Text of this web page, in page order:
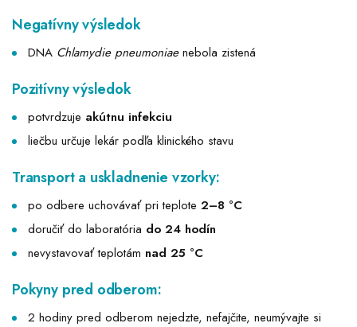
Negatívny výsledok
DNA Chlamydie pneumoniaenebola zistená
Pozitívny výsledok
potvrdzuje akútnu infekciu
liečbu určuje lekár podľa klinického stavu
Transport a uskladnenie vzorky:
po odbere uchovávať pri teplote 2–8 °C
doručiť do laboratória do 24 hodín
nevystavovať teplotám nad 25 °C
Pokyny pred odberom:
2 hodiny pred odberom nejedzte, nefajčite, neumývajte si